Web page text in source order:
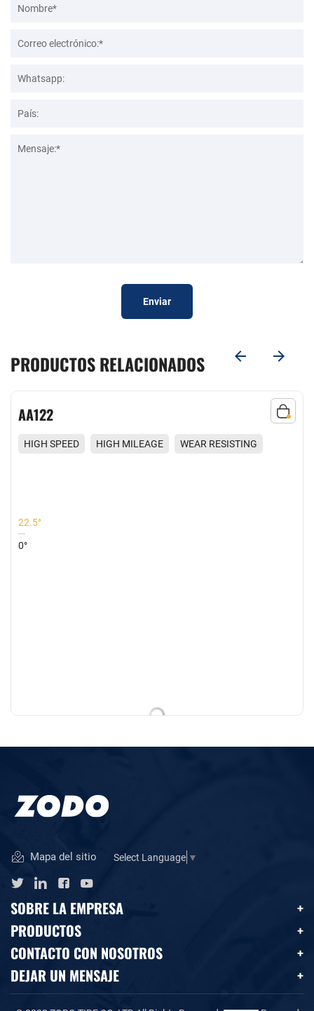
Enviar
PRODUCTOS RELACIONADOS
WEAR RESISTING HIGH SPEED
Mapa del sitio Select Language ▼
SOBRE LA EMPRESA
PRODUCTOS
CONTACTO CON NOSOTROS
DEJAR UN MENSAJE